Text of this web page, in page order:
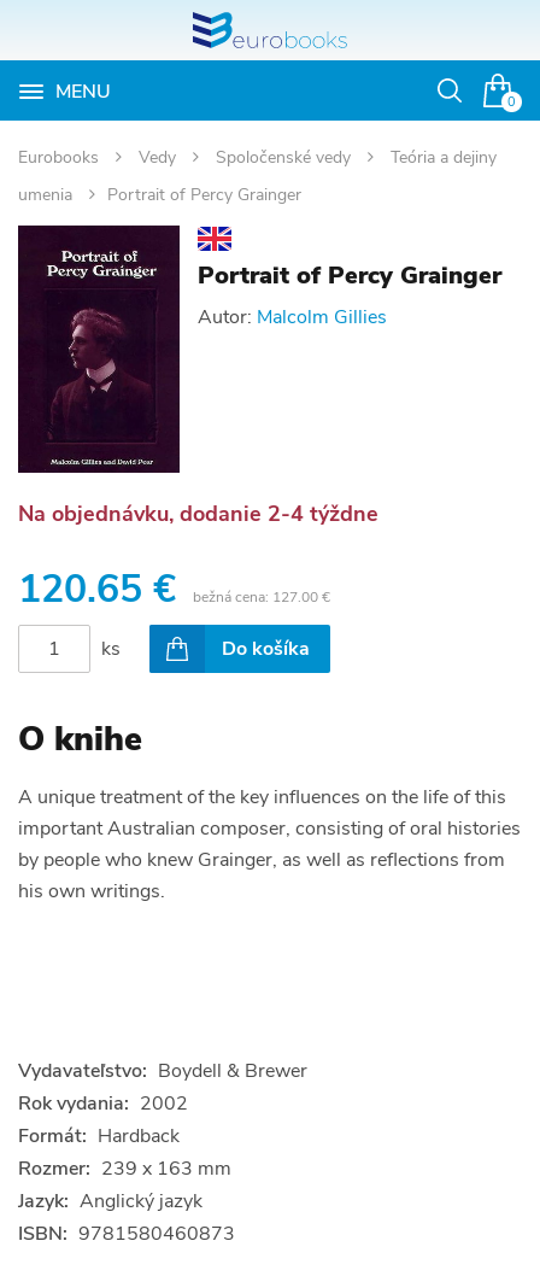
0
MENU
Otvoriť
Eurobooks Vedy Spoločenské vedy
Teória a dejiny
umenia
Portrait of Percy Grainger
Portrait of Percy Grainger
Autor: Malcolm Gillies
Na objednávku, dodanie 2-4 týždne
120.65 € bežná cena: 127.00 €
ks Do košíka
O knihe
A unique treatment of the key influences on the life of this
important Australian composer, consisting of oral histories
by people who knew Grainger, as well as reflections from
his own writings.
Vydavateľstvo: Boydell & Brewer
Rok vydania: 2002
Formát: Hardback
Rozmer: 239 x 163 mm
Jazyk: Anglický jazyk
ISBN: 9781580460873